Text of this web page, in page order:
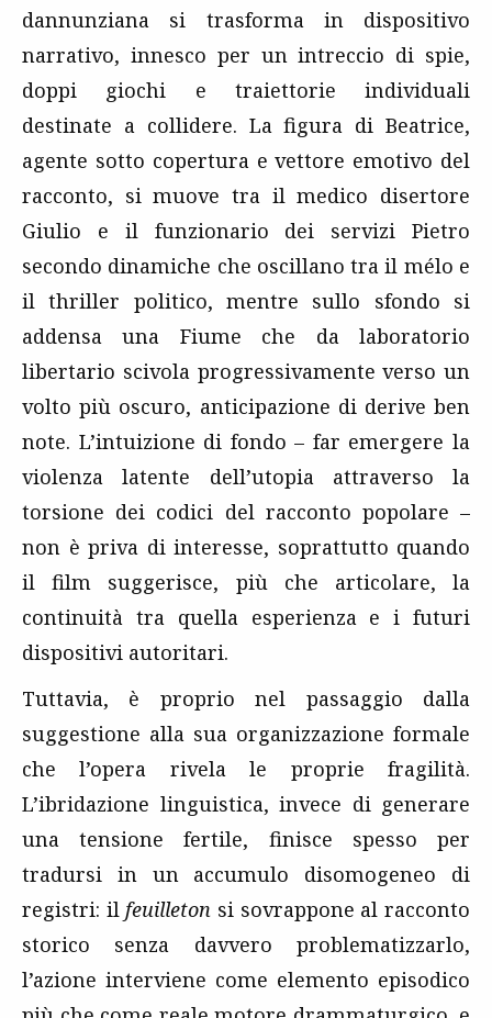
dannunziana si trasforma in dispositivo
narrativo, innesco per un intreccio di spie,
doppi giochi e traiettorie individuali
destinate a collidere. La figura di Beatrice,
agente sotto copertura e vettore emotivo del
racconto, si muove tra il medico disertore
Giulio e il funzionario dei servizi Pietro
secondo dinamiche che oscillano tra il mélo e
il thriller politico, mentre sullo sfondo si
addensa una Fiume che da laboratorio
libertario scivola progressivamente verso un
volto più oscuro, anticipazione di derive ben
note. L’intuizione di fondo – far emergere la
violenza latente dell’utopia attraverso la
torsione dei codici del racconto popolare –
non è priva di interesse, soprattutto quando
il film suggerisce, più che articolare, la
continuità tra quella esperienza e i futuri
dispositivi autoritari.
Tuttavia, è proprio nel passaggio dalla
suggestione alla sua organizzazione formale
che l’opera rivela le proprie fragilità.
L’ibridazione linguistica, invece di generare
una tensione fertile, finisce spesso per
tradursi in un accumulo disomogeneo di
registri: ilfeuilleton si sovrappone al racconto
storico senza davvero problematizzarlo,
l’azione interviene come elemento episodico